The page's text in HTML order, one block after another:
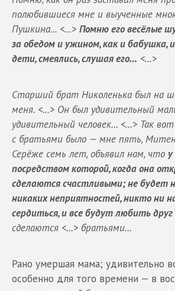
полюбившиеся мне и выученные
Пушкина... <...> Помню его весёлые
за обедом и ужином, как и бабушка,
дети, смеялись, слушая его… <...>
Старший брат Николенька был на
меня. <...> Он был удивительный
удивительный человек... <...> Так
с братьями было — мне пять,
Серёже семь лет, объявил нам, что
посредством которой, когда она
сделаются счастливыми; не будет
никаких неприятностей, никто ни
сердиться, и все будут любить друг
сделаются <...> братьями...
Рано умершая мама; удивительно
особенно для того времени — в